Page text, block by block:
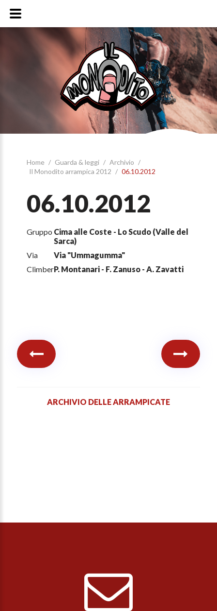
Home / Guarda & leggi / Archivio /
Il Monodito arrampica 2012 / 06.10.2012
06.10.2012
Gruppo Cima alle Coste - Lo Scudo (Valle del
Sarca)
Via
Via "Ummagumma"
ClimberP. Montanari - F. Zanuso - A. Zavatti
ARCHIVIO DELLE ARRAMPICATE